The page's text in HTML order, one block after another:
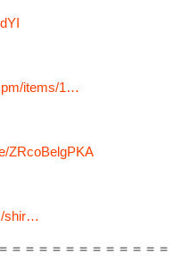
items/1…
ZRcoBelgPKA
shir…
＝＝＝＝＝＝＝＝＝＝＝＝